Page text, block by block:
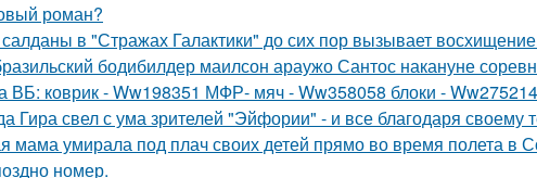
роман?
в "Стражах Галактики" до сих пор вызывает
бодибилдер маилсон араужо Сантос накануне
ВБ: коврик - Ww198351 МФР- мяч - Ww358058 блоки -
Гира свел с ума зрителей "Эйфории" - и все благодаря своему
мама умирала под плач своих детей прямо во время полета в
номер.